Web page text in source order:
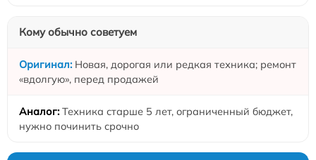
Кому обычно советуем
Новая, дорогая или редкая техника; ремонт
«вдолгую», перед продажей
Техника старше 5 лет, ограниченный бюджет,
нужно починить срочно